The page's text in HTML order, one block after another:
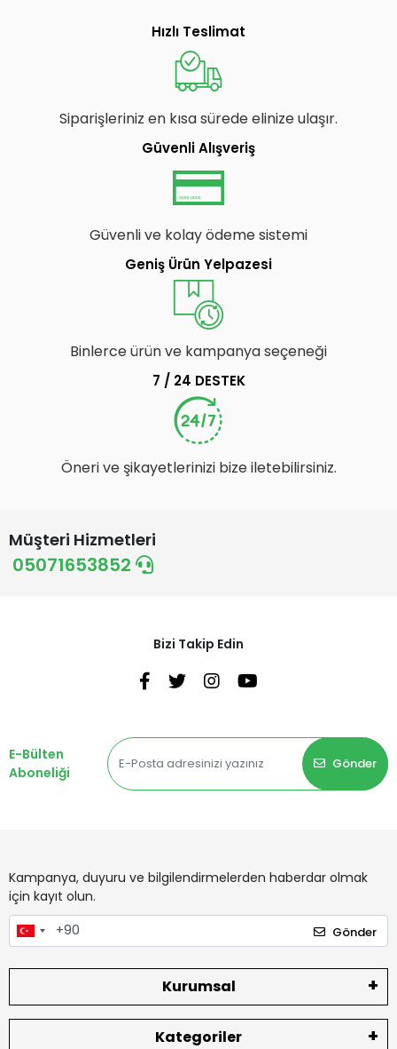
Hızlı Teslimat
Siparişleriniz en kısa sürede elinize ulaşır.
Güvenli Alışveriş
Güvenli ve kolay ödeme sistemi
Geniş Ürün Yelpazesi
Binlerce ürün ve kampanya seçeneği
7 / 24 DESTEK
Öneri ve şikayetlerinizi bize iletebilirsiniz.
Müşteri Hizmetleri
05071653852
Bizi Takip Edin
E-Bülten
Aboneliği
Gönder
Kampanya, duyuru ve bilgilendirmelerden haberdar olmak
için kayıt olun.
Gönder
Kurumsal
Kategoriler